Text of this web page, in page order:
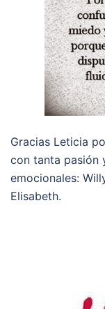
Gracias Leticia
con tanta pasión
emocionales:
Elisabeth.